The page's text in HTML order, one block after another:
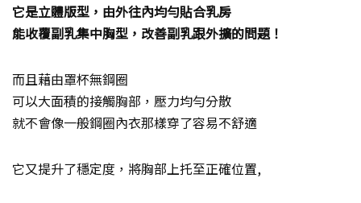
它是立體版型，由外往內均勻貼合乳房
能收覆副乳集中胸型，改善副乳跟外擴的問題！
而且藉由罩杯無鋼圈
可以大面積的接觸胸部，壓力均勻分散
就不會像一般鋼圈內衣那樣穿了容易不舒適
它又提升了穩定度，將胸部上托至正確位置,